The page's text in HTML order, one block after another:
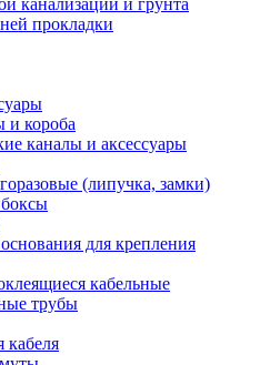
канализации и грунта
прокладки
короба
каналы и аксессуары
(липучка, замки)
для крепления
кабельные
трубы
кабеля